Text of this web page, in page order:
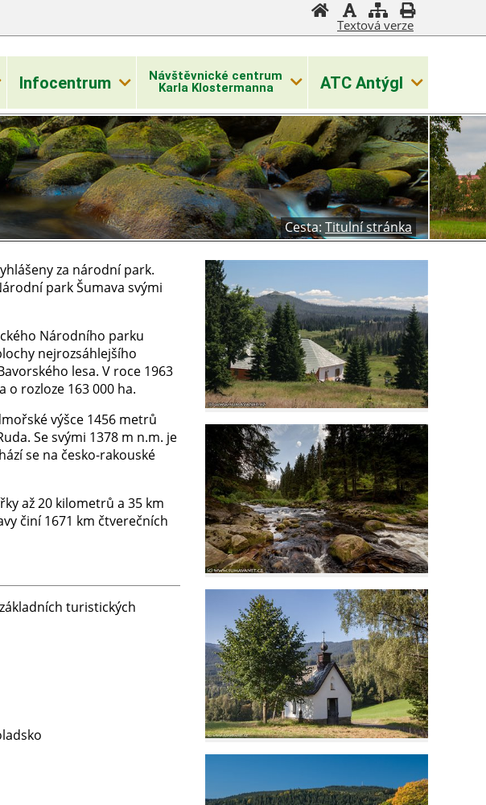
Textová verze
Infocentrum
Návštěvnické centrum
Karla Klostermanna
ATC Antýgl
Cesta: Titulní stránka
za národní park.
park Šumava svými
Národního parku
nejrozsáhlejšího
lesa. V roce 1963
o rozloze 163 000 ha.
výšce 1456 metrů
Se svými 1378 m n.m. je
se na česko-rakouské
až 20 kilometrů a 35 km
činí 1671 km čtverečních
turistických